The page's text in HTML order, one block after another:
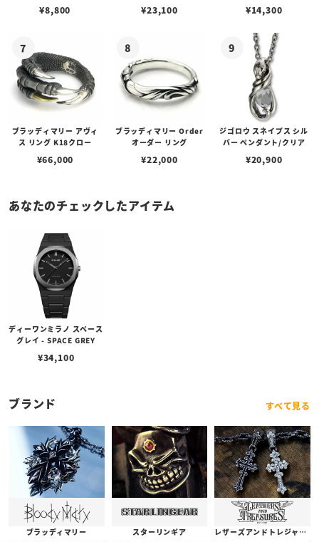
¥8,800 ¥23,100 ¥14,300
ブラッディマリー アヴィ
ス リング K18クロー
¥66,000
ブラッディマリー Order
オーダー リング
¥22,000
ジゴロウ スネイプス シル
バー ペンダント/クリア
¥20,900
あなたのチェックしたアイテム
ディーワンミラノ スペース
グレイ - SPACE GREY
¥34,100
ブランド すべて見る
ブラッディマリー スターリンギア レザーズアンドトレジャーズ